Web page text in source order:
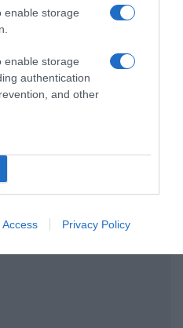
enable storage
enable storage
authentication
and other
Access Privacy Policy
που τις εκδίδουν”
στο
Google News
τις ειδήσεις